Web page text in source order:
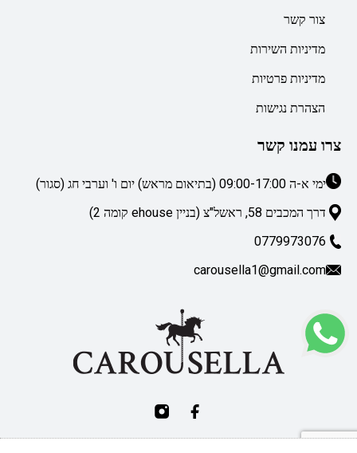
צור קשר
מדיניות השירות
מדיניות פרטיות
הצהרת נגישות
צרו עמנו קשר
ימי א-ה 09:00-17:00 (בתיאום מראש) יום ו' וערבי חג (סגור)
דרך המכבים 58, ראשל"צ (בניין ehouse קומה 2)
0779973076
carousella1@gmail.com